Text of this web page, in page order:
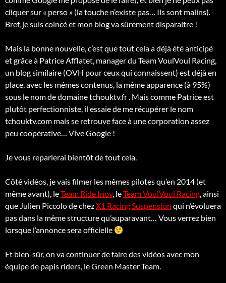
cliquer sur « perso » (la touche n’existe pas… Ils sont malins).
Bref, je suis coincé et mon blog va sûrement disparaitre !
Mais la bonne nouvelle, c’est que tout cela a déjà été anticipé
et grâce à Patrice Afflatet, manager du Team VoulVoul Racing,
un blog similaire (OVH pour ceux qui connaissent) est déjà en
place, avec les mêmes contenus, la même apparence (à 95%)
sous le nom de domaine tchouktv.fr . Mais comme Patrice est
plutôt perfectionniste, il essaie de me récupérer le nom
tchouktv.com mais se retrouve face à une corporation assez
peu coopérative… Vive Google !
Je vous reparlerai bientôt de tout cela.
Côté vidéos, je vais filmer les mêmes pilotes qu’en 2014 (et
même avant), leTeam Ride Inov, leTeam VoulVoul Racing, ainsi
que Julien Piccolo de chezX1 Racing Suspension qui n’évoluera
pas dans la même structure qu’auparavant… Vous verrez bien
lorsque l’annonce sera officielle
Et bien-sûr, on va continuer de faire des vidéos avec mon
équipe de papis riders, le Green Master Team.